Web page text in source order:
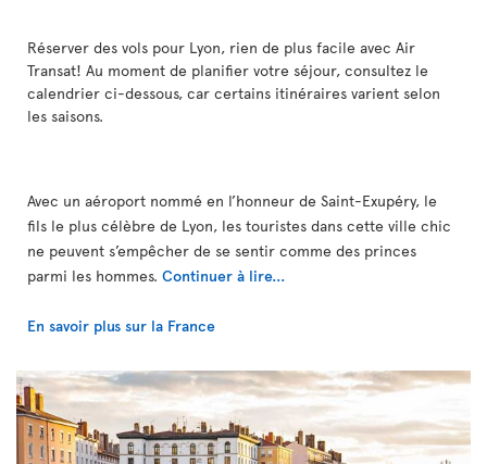
Réserver des vols pour Lyon, rien de plus facile avec Air
Transat! Au moment de planifier votre séjour, consultez le
calendrier ci-dessous, car certains itinéraires varient selon
les saisons.
Avec un aéroport nommé en l’honneur de Saint-Exupéry, le
fils le plus célèbre de Lyon, les touristes dans cette ville chic
ne peuvent s’empêcher de se sentir comme des princes
parmi les hommes. Continuer à lire...
En savoir plus sur la France